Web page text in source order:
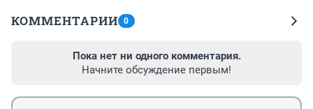
КОММЕНТАРИИ 0
Пока нет ни одного комментария.
Начните обсуждение первым!